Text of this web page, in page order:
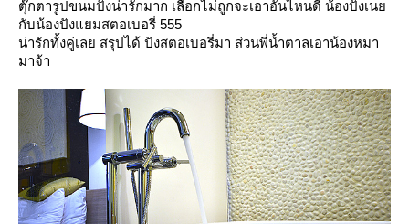
ตุ๊กตารูปขนมปังน่ารักมาก เลือกไม่ถูกจะเอาอันไหนดี น้องปังเน
กับน้องปังแยมสตอเบอรี่ 555
น่ารักทั้งคู่เลย สรุปได้ ปังสตอเบอรี่มา ส่วนพี่น้ำตาลเอาน้องหมา
มาจ้า